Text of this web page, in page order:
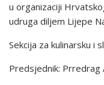
u organizaciji
udruga diljem Lijepe
Sekcija za kulinarsku i
Predsjednik: Prredrag